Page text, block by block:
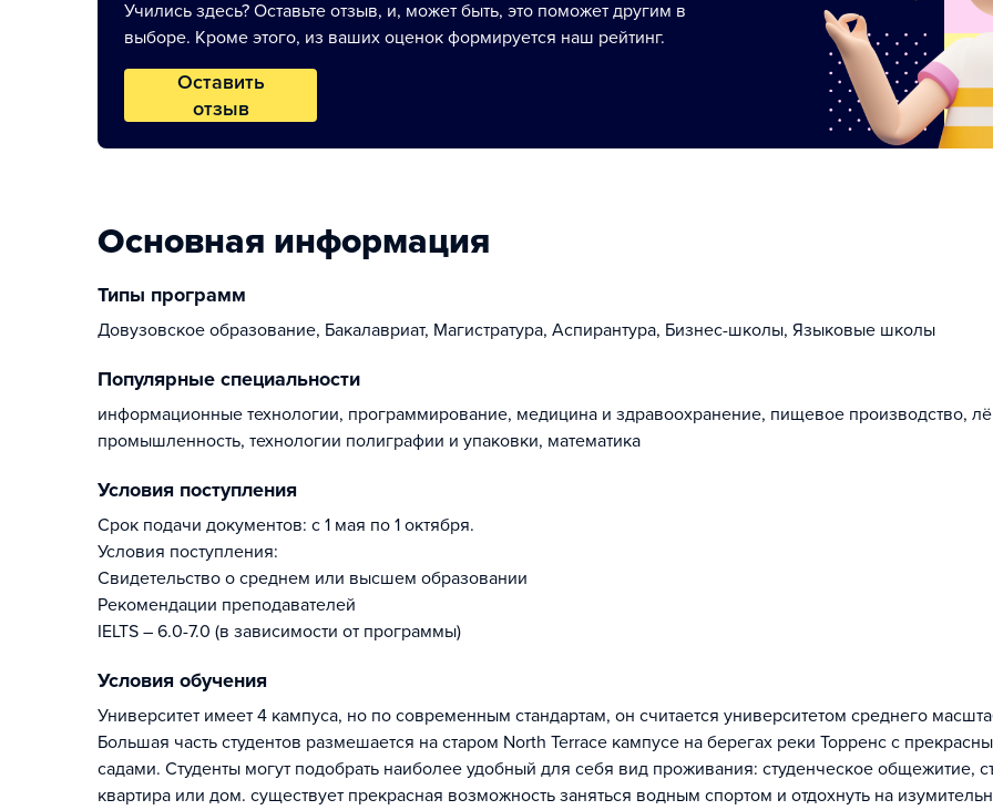
Учились здесь? Оставьте отзыв, и, может быть, это поможет другим в
выборе. Кроме этого, из ваших оценок формируется наш рейтинг.
Оставить
отзыв
Основная информация
Типы программ
Довузовское образование, Бакалавриат, Магистратура, Аспирантура, Бизнес-школы, Языковые школы
Популярные специальности
информационные технологии, программирование, медицина и здравоохранение, пищевое производство,
промышленность, технологии полиграфии и упаковки, математика
Условия поступления
Срок подачи документов: с 1 мая по 1 октября.
Условия поступления:
Свидетельство о среднем или высшем образовании
Рекомендации преподавателей
IELTS – 6.0-7.0 (в зависимости от программы)
Условия обучения
Университет имеет 4 кампуса, но по современным стандартам, он считается университетом среднего
Большая часть студентов размешается на старом North Terrace кампусе на берегах реки Торренс с
садами. Студенты могут подобрать наиболее удобный для себя вид проживания: студенческое общежитие,
квартира или дом. существует прекрасная возможность заняться водным спортом и отдохнуть на